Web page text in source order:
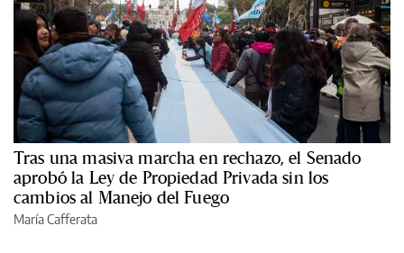
Tras una masiva marcha en rechazo, el Senado
aprobó la Ley de Propiedad Privada sin los
cambios al Manejo del Fuego
María Cafferata